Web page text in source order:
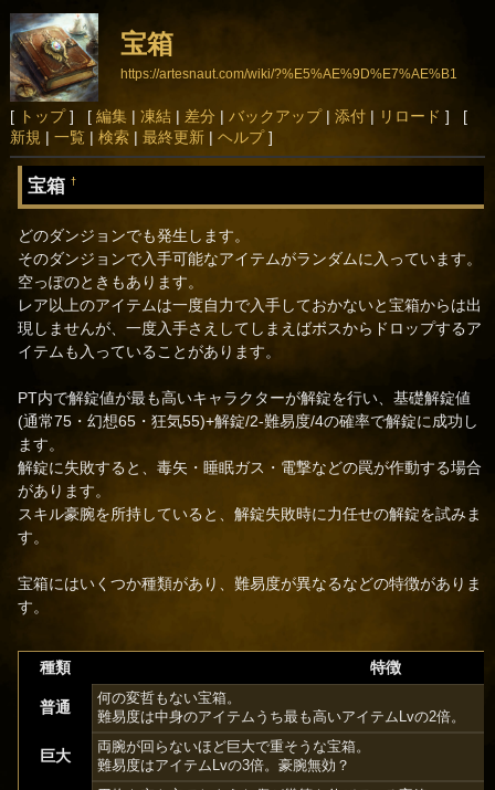
宝箱
https://artesnaut.com/wiki/?%E5%AE%9D%E7%AE%B1
[ トップ] [ 編集| 凍結 | 差分 | バックアップ| 添付| リロード ] [
新規 | 一覧 | 検索| 最終更新| ヘルプ]
宝箱†
どのダンジョンでも発生します。
そのダンジョンで入手可能なアイテムがランダムに入っています。
空っぽのときもあります。
レア以上のアイテムは一度自力で入手しておかないと宝箱からは出
現しませんが、一度入手さえしてしまえばボスからドロップするア
イテムも入っていることがあります。
PT内で解錠値が最も高いキャラクターが解錠を行い、基礎解錠値
(通常75・幻想65・狂気55)+解錠/2-難易度/4の確率で解錠に成功し
ます。
解錠に失敗すると、毒矢・睡眠ガス・電撃などの罠が作動する場合
があります。
スキル豪腕を所持していると、解錠失敗時に力任せの解錠を試みま
す。
宝箱にはいくつか種類があり、難易度が異なるなどの特徴がありま
す。
種類 特徴
普通
何の変哲もない宝箱。
難易度は中身のアイテムうち最も高いアイテムLvの2倍。
巨大
両腕が回らないほど巨大で重そうな宝箱。
難易度はアイテムLvの3倍。豪腕無効？